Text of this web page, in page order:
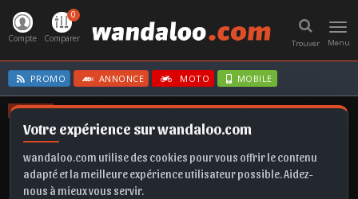
Votre expérience sur wandaloo.com
wandaloo.com utilise des cookies pour vous offrir le contenu
adapté et la meilleure expérience utilisateur possible. Aidez-
nous à mieux vous servir.
Menu
Trouver
Compte
0
Comparer
PROMO ANNONCE MOTO MOBILE
OFFRES
SCALA TIGUAN FRONTERA